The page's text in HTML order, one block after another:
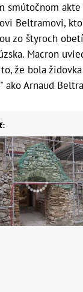
smútočnom akte
Beltramovi,
zo štyroch
Macron
že bola
ako Arnaud